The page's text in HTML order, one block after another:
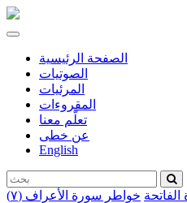
Toggle
الصفحة الرئيسية
الصوتيات
المرئيات
المقروءات
تعلّم معنا
عن خطى
English
خواطر سورة الأعراف (٧)